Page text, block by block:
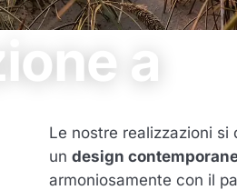
a
Le nostre realizzazioni si
un design
armoniosamente con il